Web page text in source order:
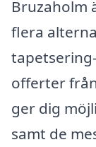
Bruzaholm
flera
offerter
ger dig
samt de